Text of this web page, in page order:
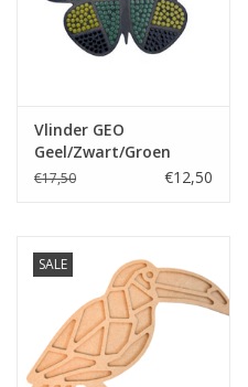
Klantbeoordelingen
Moeder-dochter-activiteit
Mozaiekbank.nl
Kant-en-klare mozaïekwerken
Vlinder GEO
Geel/Zwart/Groen
€17,50 €12,50
SALE